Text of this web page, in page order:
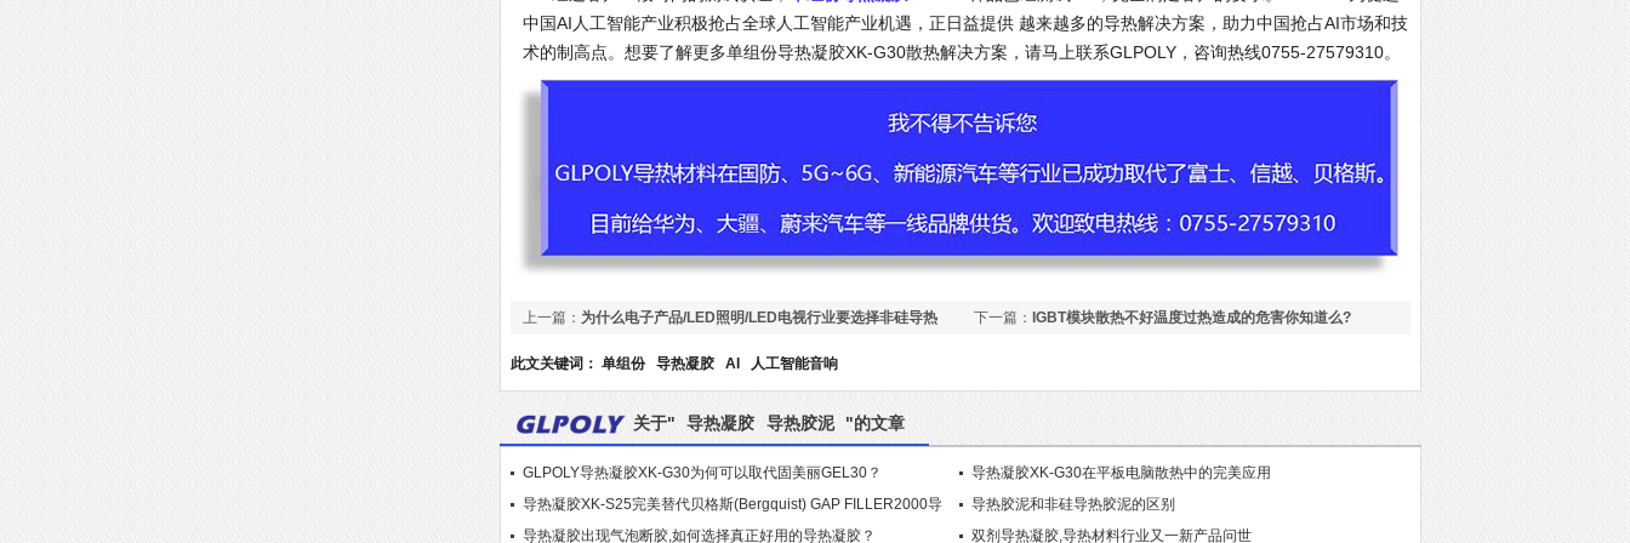
中国AI人工智能产业积极抢占全球人工智能产业机遇，正日益提供 越来越多的导热解决方案，助力中国抢占AI市场和技
术的制高点。想要了解更多单组份导热凝胶XK-G30散热解决方案，请马上联系GLPOLY，咨询热线0755-27579310。
上一篇： 为什么电子产品/LED照明/LED电视行业要选择非硅导热
双面胶带XK-TN08粘接散热呢?
下一篇： IGBT模块散热不好温度过热造成的危害你知道么?
此文关键词： 单组份 导热凝胶 AI 人工智能音响
关于" 导热凝胶 导热胶泥 "的文章
GLPOLY导热凝胶XK-G30为何可以取代固美丽GEL30？
导热凝胶XK-G30在平板电脑散热中的完美应用
导热凝胶XK-S25完美替代贝格斯(Bergquist) GAP FILLER2000导
热凝胶
导热胶泥和非硅导热胶泥的区别
导热凝胶出现气泡断胶,如何选择真正好用的导热凝胶？
双剂导热凝胶,导热材料行业又一新产品问世